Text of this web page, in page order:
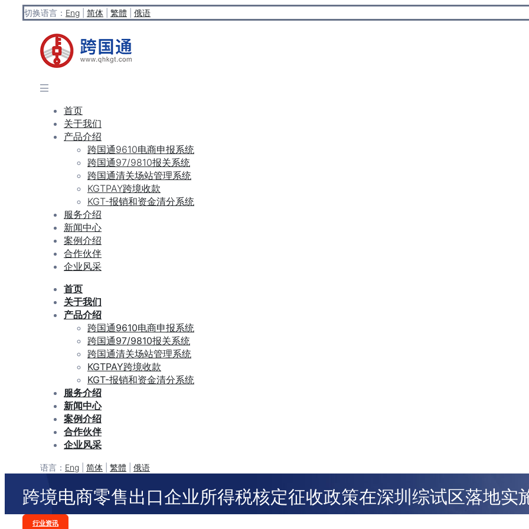
切换语言： Eng 简体 繁體 俄语
首页
关于我们
产品介绍
跨国通9610电商申报系统
跨国通97/9810报关系统
跨国通清关场站管理系统
KGTPAY跨境收款
KGT-报销和资金清分系统
服务介绍
新闻中心
案例介绍
合作伙伴
企业风采
首页
关于我们
产品介绍
跨国通9610电商申报系统
跨国通97/9810报关系统
跨国通清关场站管理系统
KGTPAY跨境收款
KGT-报销和资金清分系统
服务介绍
新闻中心
案例介绍
合作伙伴
企业风采
语言： Eng 简体 繁體 俄语
跨境电商零售出口企业所得税核定征收政策在深圳综试区落地实
Categories
行业资讯